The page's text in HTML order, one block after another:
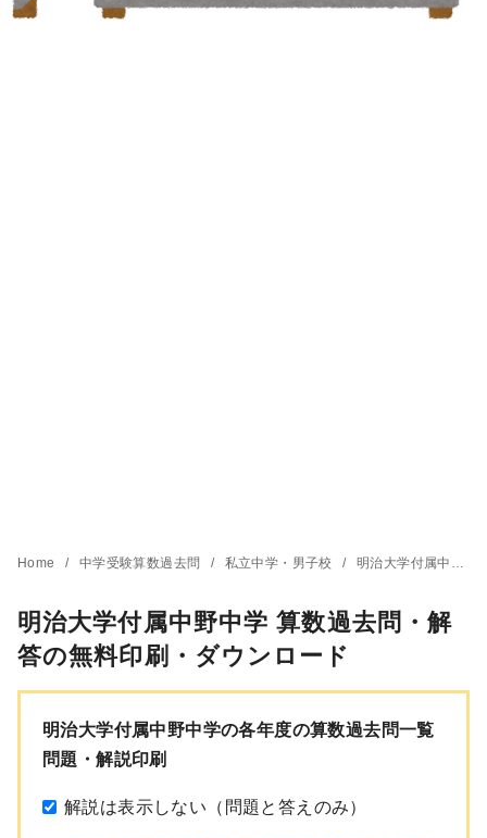
Home 中学受験算数過去問 私立中学・男子校 明治大学付属中野中学
明治大学付属中野中学 算数過去問・解
答の無料印刷・ダウンロード
明治大学付属中野中学の各年度の算数過去問一覧
問題・解説印刷
解説は表示しない（問題と答えのみ）